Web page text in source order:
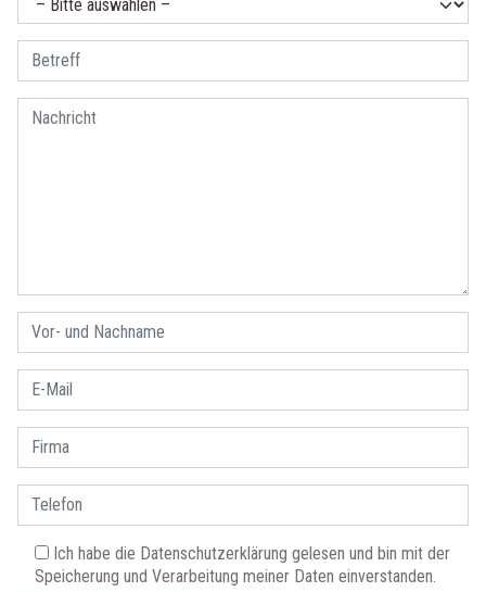
Ich habe die Datenschutzerklärung gelesen und bin mit der
Speicherung und Verarbeitung meiner Daten einverstanden.